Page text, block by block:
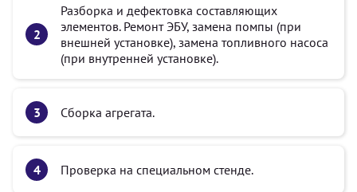
Разборка и дефектовка составляющих
элементов. Ремонт ЭБУ, замена помпы (при
внешней установке), замена топливного насоса
(при внутренней установке).
Сборка агрегата.
Проверка на специальном стенде.